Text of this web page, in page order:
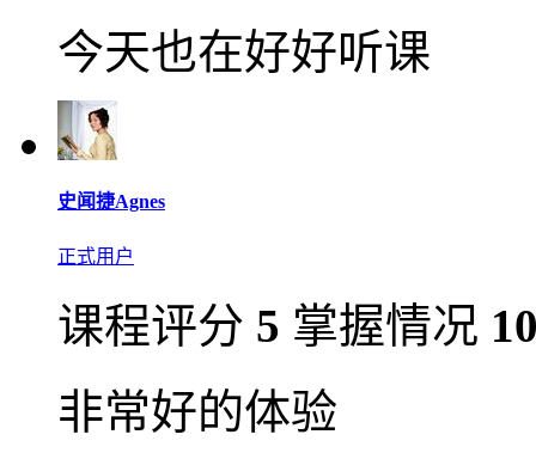
今天也在好好听课
史闻捷Agnes
正式用户
课程评分 5 掌握情况
非常好的体验